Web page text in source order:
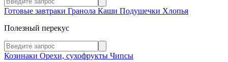
Готовые завтраки Гранола Каши Подушечки Хлопья
Полезный перекус
Козинаки Орехи, сухофрукты Чипсы